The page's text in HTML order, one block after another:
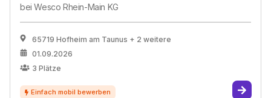
beiWesco Rhein-Main KG
65719 Hofheim am Taunus + 2 weitere
01.09.2026
3 Plätze